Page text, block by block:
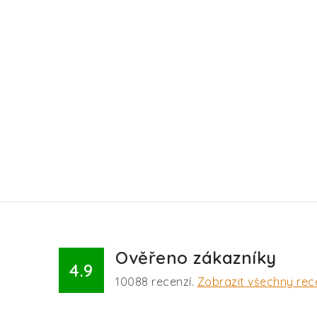
4.9
Ověřeno zákazníky
10088 recenzí. Zobrazit všechny